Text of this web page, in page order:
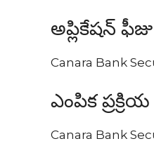
అప్లికేషన్
Canara Bank
ఎంపిక ప్రక్రియ
Canara Bank